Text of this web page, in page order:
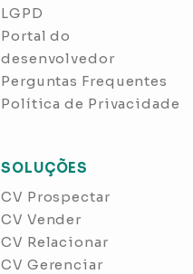
LGPD
Portal do
desenvolvedor
Perguntas Frequentes
Política de Privacidade
SOLUÇÕES
CV Prospectar
CV Vender
CV Relacionar
CV Gerenciar